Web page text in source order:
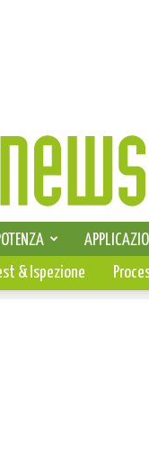
DI ELETTRONICA
& Ispezione